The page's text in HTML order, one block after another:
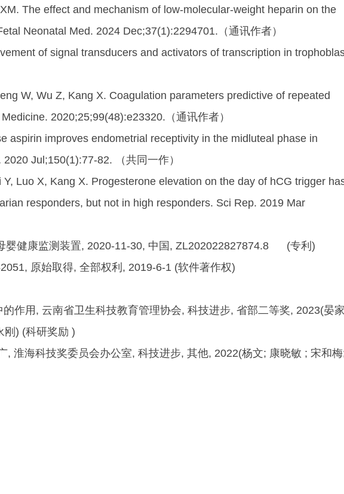
The effect and mechanism of low-molecular-weight heparin on the
Neonatal Med. 2024 Dec;37(1):2294701.（通讯作者）
of signal transducers and activators of transcription in
W, Wu Z, Kang X. Coagulation parameters predictive of repeated
2020;25;99(48):e23320.（通讯作者）
aspirin improves endometrial receptivity in the midluteal phase in
Jul;150(1):77-82. （共同一作）
Y, Luo X, Kang X. Progesterone elevation on the day of hCG trigger
responders, but not in high responders. Sci Rep. 2019 Mar
婴健康监测装置, 2020-11-30, 中国, ZL202022827874.8 (专利)
原始取得, 全部权利, 2019-6-1 (软件著作权)
作用, 云南省卫生科技教育管理协会, 科技进步, 省部二等奖, 2023(晏家
刚) (科研奖励 )
淮海科技奖委员会办公室, 科技进步, 其他, 2022(杨文; 康晓敏 ; 宋和